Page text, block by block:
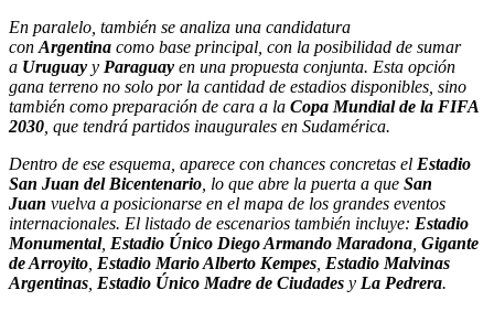
En paralelo, también se analiza una candidatura
con Argentina como base principal, con la posibilidad de sumar
a Uruguay y Paraguay en una propuesta conjunta. Esta opción
gana terreno no solo por la cantidad de estadios disponibles, sino
también como preparación de cara a la Copa Mundial de la FIFA
2030 , que tendrá partidos inaugurales en Sudamérica.
Dentro de ese esquema, aparece con chances concretas el Estadio
San Juan del Bicentenario , lo que abre la puerta a que San
Juan vuelva a posicionarse en el mapa de los grandes eventos
internacionales. El listado de escenarios también incluye: Estadio
Monumental, Estadio Único Diego Armando Maradona Gigante
de Arroyito Estadio Mario Alberto Kempes Estadio Malvinas
Argentinas Estadio Único Madre de Ciudades y La Pedrera.